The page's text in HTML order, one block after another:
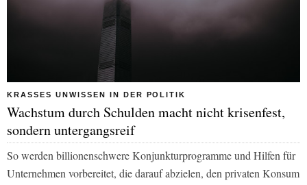
KRASSES UNWISSEN IN DER POLITIK
Wachstum durch Schulden macht nicht krisenfest,
sondern untergangsreif
So werden billionenschwere Konjunkturprogramme und Hilfen für
Unternehmen vorbereitet, die darauf abzielen, den privaten Konsum